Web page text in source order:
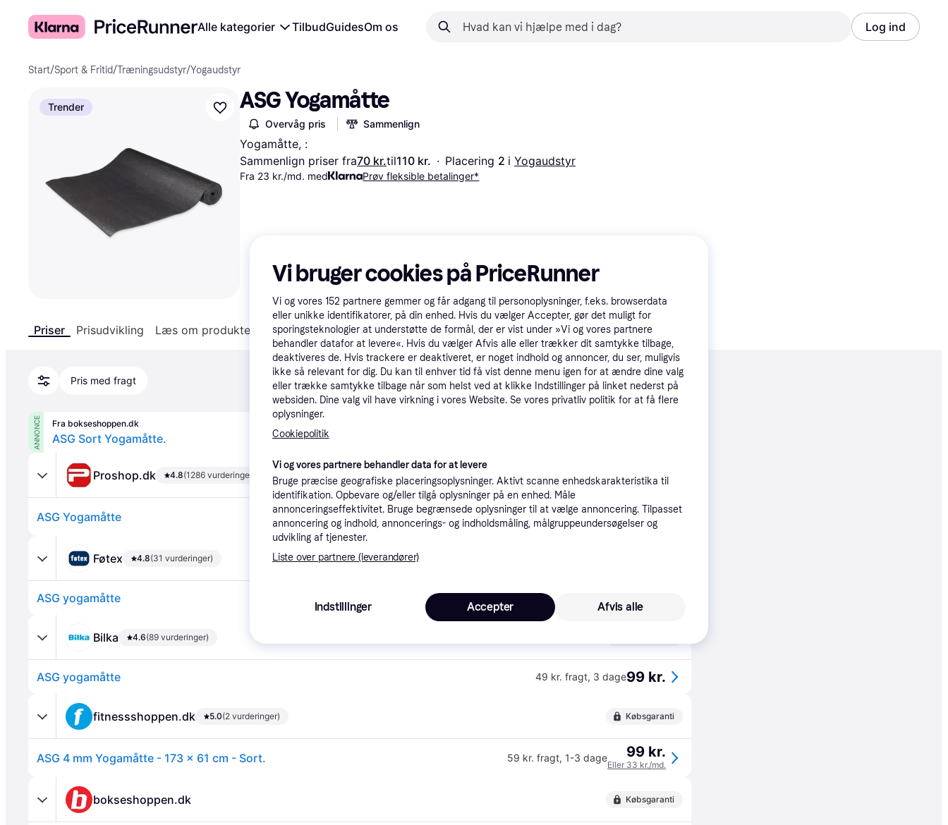
Alle kategorier TilbudGuidesOm os Log ind
Start/Sport & Fritid/Træningsudstyr/Yogaudstyr
Trender ASG Yogamåtte
Overvåg pris Sammenlign
Yogamåtte, :
Sammenlign priser fra70 kr.til110 kr. · Placering 2 i Yogaudstyr
Fra 23 kr./md. med Prøv fleksible betalinger*
Priser Prisudvikling Læs om produktet Specifikationer
Pris med fragt Promoveret
ANNONCE Fra bokseshoppen.dk
ASG Sort Yogamåtte.
Proshop.dk 4.8(1286 vurderinger) Købsgaranti
ASG Yogamåtte Laveste pris·39 kr. fragt,4-5 dage 70 kr.
Eller 23 kr./md.
Føtex 4.8(31 vurderinger)
ASG yogamåtte 49 kr. fragt 99 kr.
Bilka 4.6(89 vurderinger)
ASG yogamåtte 49 kr. fragt, 3 dage99 kr.
fitnessshoppen.dk 5.0(2 vurderinger) Købsgaranti
ASG 4 mm Yogamåtte - 173 x 61 cm - Sort. 59 kr. fragt, 1-3 dage 99 kr.
Eller 33 kr./md.
bokseshoppen.dk Købsgaranti
Vi bruger cookies på PriceRunner
Vi og vores 152 partnere gemmer og får adgang til personoplysninger, f.eks. browserdata
eller unikke identifikatorer, på din enhed. Hvis du vælger Accepter, gør det muligt for
sporingsteknologier at understøtte de formål, der er vist under »Vi og vores partnere
behandler datafor at levere«. Hvis du vælger Afvis alle eller trækker dit samtykke tilbage,
deaktiveres de. Hvis trackere er deaktiveret, er noget indhold og annoncer, du ser, muligvis
ikke så relevant for dig. Du kan til enhver tid få vist denne menu igen for at ændre dine valg
eller trække samtykke tilbage når som helst ved at klikke Indstillinger på linket nederst på
websiden. Dine valg vil have virkning i vores Website. Se vores privatliv politik for at få flere
oplysninger.
Cookiepolitik
Vi og vores partnere behandler data for at levere
Bruge præcise geografiske placeringsoplysninger. Aktivt scanne enhedskarakteristika til
identifikation. Opbevare og/eller tilgå oplysninger på en enhed. Måle
annonceringseffektivitet. Bruge begrænsede oplysninger til at vælge annoncering. Tilpasset
annoncering og indhold, annoncerings- og indholdsmåling, målgruppeundersøgelser og
udvikling af tjenester.
Liste over partnere (leverandører)
Indstillinger Afvis alle
Accepter